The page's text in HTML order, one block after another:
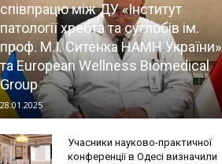
співпрацю між ДУ «Інститут
патології хребта та суглобів ім.
проф. М.І. Ситенка НАМН України»
та European Wellness Biomedical
Group
28.01.2025
Учасники науково-практичної
конференції в Одесі визначили